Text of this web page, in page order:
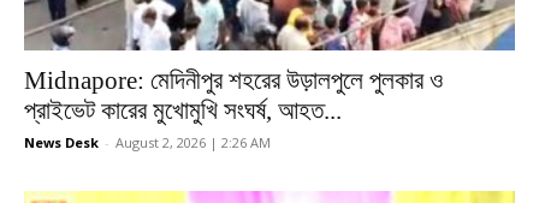
Midnapore: মেদিনীপুর শহরের উড়ালপুলে পুলকার ও
প্রাইভেট কারের মুখোমুখি সংঘর্ষ, আহত...
News Desk - August 2, 2026 | 2:26 AM